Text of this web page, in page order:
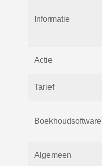
Informatie
Actie
Tarief
Boekhoudsoftware
Algemeen